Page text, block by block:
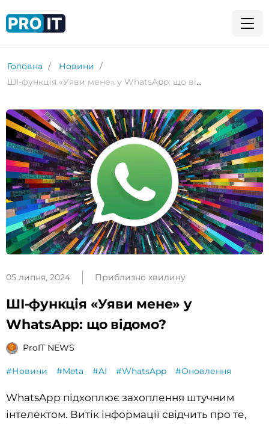
Головна
Новини
ШІ-функція «Уяви мене» у WhatsApp: що відомо?
05 липня, 2024 Приблизно хвилину
ШІ-функція «Уяви мене» у
WhatsApp: що відомо?
ProIT NEWS
#Новини #Meta #AI #WhatsApp #Оновлення
WhatsApp підхоплює захоплення штучним
інтелектом. Витік інформації свідчить про те,